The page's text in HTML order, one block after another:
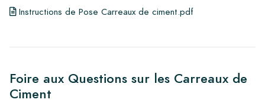
Instructions de Pose Carreaux de ciment.pdf
Foire aux Questions sur les Carreaux de
Ciment